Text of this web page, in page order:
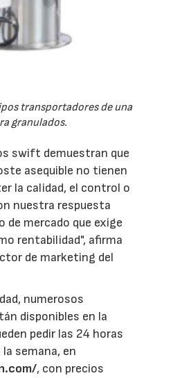
transportadores de una
granulados.
swift demuestran que
asequible no tienen
la calidad, el control o
nuestra respuesta
de mercado que exige
rentabilidad", afirma
de marketing del
numerosos
disponibles en la
pedir las 24 horas
la semana, en
, con precios